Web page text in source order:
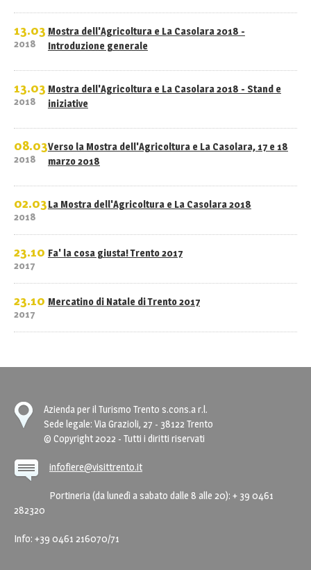
13.03
2018
Mostra dell'Agricoltura e La Casolara 2018 -
Introduzione generale
13.03
2018
Mostra dell'Agricoltura e La Casolara 2018 - Stand e
iniziative
08.03
2018
Verso la Mostra dell'Agricoltura e La Casolara, 17 e 18
marzo 2018
02.03
2018
La Mostra dell'Agricoltura e La Casolara 2018
23.10
2017
Fa' la cosa giusta! Trento 2017
23.10
2017
Mercatino di Natale di Trento 2017
Azienda per il Turismo Trento s.cons.a r.l.
Sede legale: Via Grazioli, 27 - 38122 Trento
© Copyright 2022 - Tutti i diritti riservati
infofiere@visittrento.it
Portineria (da lunedì a sabato dalle 8 alle 20): + 39 0461
282320
Info: +39 0461 216070/71